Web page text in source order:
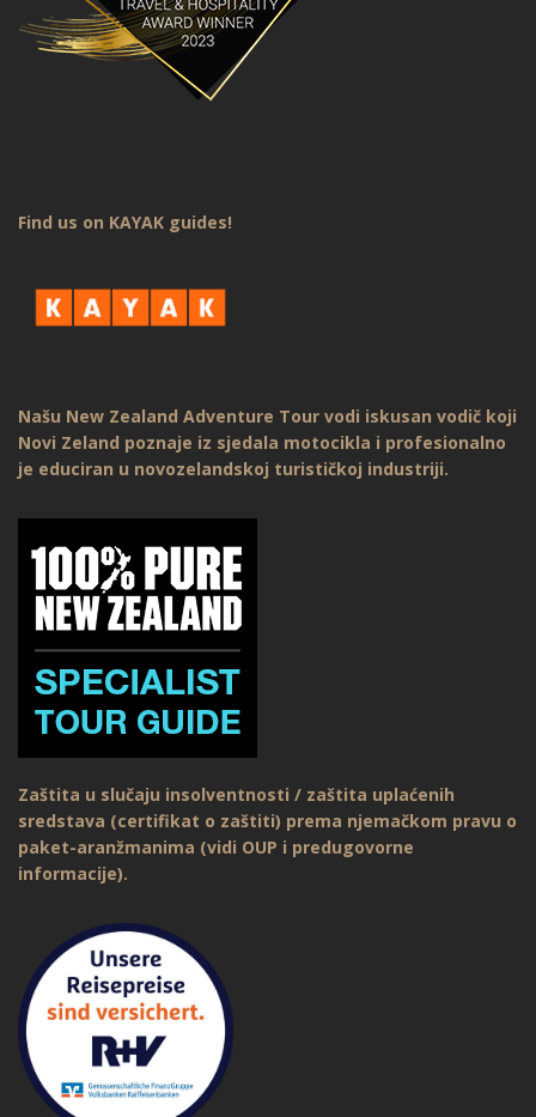
Find us on KAYAK guides!
Našu New Zealand Adventure Tour vodi iskusan vodič koji
Novi Zeland poznaje iz sjedala motocikla i profesionalno
je educiran u novozelandskoj turističkoj industriji.
Zaštita u slučaju insolventnosti / zaštita uplaćenih
sredstava (certifikat o zaštiti) prema njemačkom pravu o
paket-aranžmanima (vidi OUP i predugovorne
informacije).